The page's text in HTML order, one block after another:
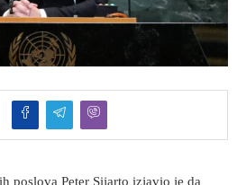
poslova Peter Sijarto izjavio je da